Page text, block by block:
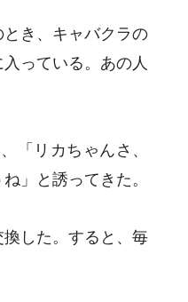
き、キャバクラの
っている。あの人
「リカちゃんさ、
」と誘ってきた。
した。すると、毎